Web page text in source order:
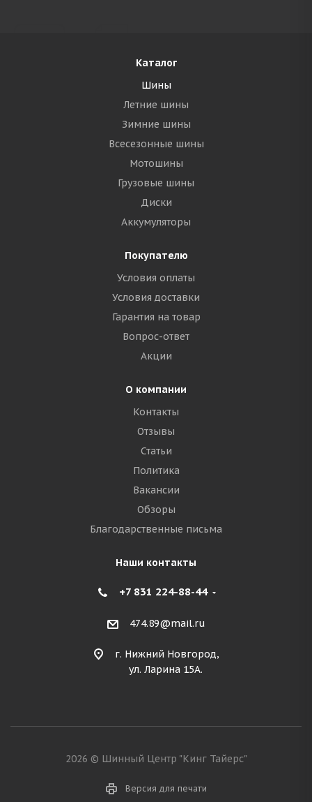
Каталог
Шины
Летние шины
Зимние шины
Всесезонные шины
Мотошины
Грузовые шины
Диски
Аккумуляторы
Покупателю
Условия оплаты
Условия доставки
Гарантия на товар
Вопрос-ответ
Акции
О компании
Контакты
Отзывы
Статьи
Политика
Вакансии
Обзоры
Благодарственные письма
Наши контакты
+7 831 224-88-44
474.89@mail.ru
г. Нижний Новгород,
ул. Ларина 15А.
2026 © Шинный Центр "Кинг Тайерс"
Версия для печати